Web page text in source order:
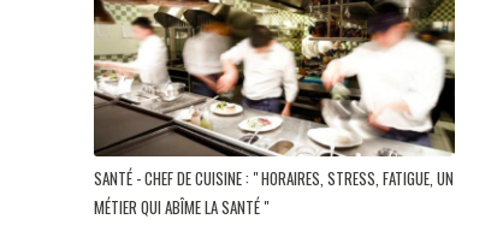
SANTÉ - CHEF DE CUISINE : " HORAIRES, STRESS, FATIGUE, UN
MÉTIER QUI ABÎME LA SANTÉ "